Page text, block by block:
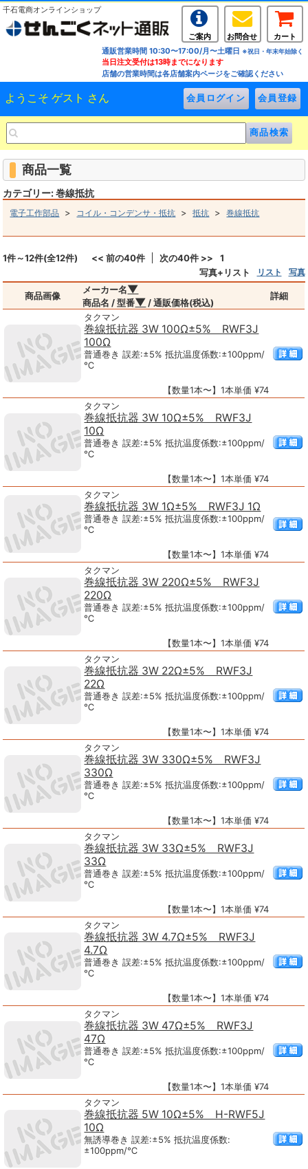
千石電商オンラインショップ
ご案内 お問合せ
カート
通販営業時間 10:30〜17:00/月〜土曜日 ※祝日・年末年始除く
当日注文受付は13時までになります
店舗の営業時間は各店舗案内ページをご確認ください
ようこそ ゲスト さん
商品一覧
カテゴリー: 巻線抵抗
電子工作部品 > コイル・コンデンサ・抵抗 >抵抗 >巻線抵抗
1件～12件(全12件) << 前の40件 次の40件 >>
1
写真+リスト
リスト 写真
商品画像
メーカー名▼
商品名 / 型番▼ / 通販価格(税込)
詳細
タクマン
巻線抵抗器 3W 100Ω±5% RWF3J
100Ω
普通巻き 誤差:±5% 抵抗温度係数:±100ppm/
℃
【数量1本〜】1本単価 ¥74
タクマン
巻線抵抗器 3W 10Ω±5% RWF3J
10Ω
普通巻き 誤差:±5% 抵抗温度係数:±100ppm/
℃
【数量1本〜】1本単価 ¥74
タクマン
巻線抵抗器 3W 1Ω±5% RWF3J 1Ω
普通巻き 誤差:±5% 抵抗温度係数:±100ppm/
℃
【数量1本〜】1本単価 ¥74
タクマン
巻線抵抗器 3W 220Ω±5% RWF3J
220Ω
普通巻き 誤差:±5% 抵抗温度係数:±100ppm/
℃
【数量1本〜】1本単価 ¥74
タクマン
巻線抵抗器 3W 22Ω±5% RWF3J
22Ω
普通巻き 誤差:±5% 抵抗温度係数:±100ppm/
℃
【数量1本〜】1本単価 ¥74
タクマン
巻線抵抗器 3W 330Ω±5% RWF3J
330Ω
普通巻き 誤差:±5% 抵抗温度係数:±100ppm/
℃
【数量1本〜】1本単価 ¥74
タクマン
巻線抵抗器 3W 33Ω±5% RWF3J
33Ω
普通巻き 誤差:±5% 抵抗温度係数:±100ppm/
℃
【数量1本〜】1本単価 ¥74
タクマン
巻線抵抗器 3W 4.7Ω±5% RWF3J
4.7Ω
普通巻き 誤差:±5% 抵抗温度係数:±100ppm/
℃
【数量1本〜】1本単価 ¥74
タクマン
巻線抵抗器 3W 47Ω±5% RWF3J
47Ω
普通巻き 誤差:±5% 抵抗温度係数:±100ppm/
℃
【数量1本〜】1本単価 ¥74
タクマン
巻線抵抗器 5W 10Ω±5% H-RWF5J
10Ω
無誘導巻き 誤差:±5% 抵抗温度係数:
±100ppm/℃